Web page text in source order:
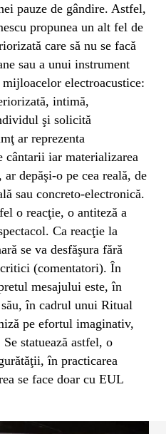
pauze de gândire. Astfel,
propunea un alt fel de
care să nu se facă
sau a unui instrument
electroacustice:
intimă,
şi solicită
ar reprezenta
cântarii iar materializarea
depăşi-o pe cea reală, de
sau concreto-electronică.
o reacţie, o antiteză a
Ca reacţie la
se va desfăşura fără
(comentatori). În
mesajului este, în
în cadrul unui Ritual
pe efortul imaginativ,
statuează astfel, o
în practicarea
se face doar cu EUL